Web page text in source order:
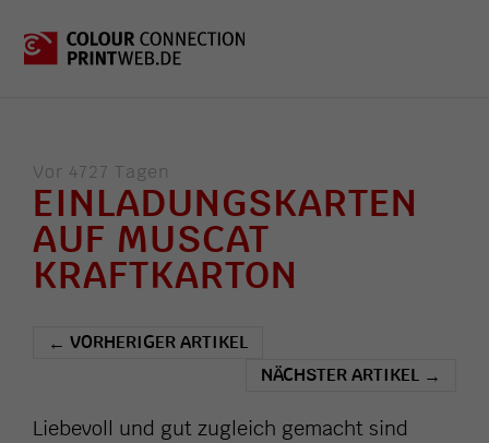
Vor 4727 Tagen
EINLADUNGSKARTEN
AUF MUSCAT
KRAFTKARTON
← VORHERIGER ARTIKEL
NÄCHSTER ARTIKEL →
Liebevoll und gut zugleich gemacht sind